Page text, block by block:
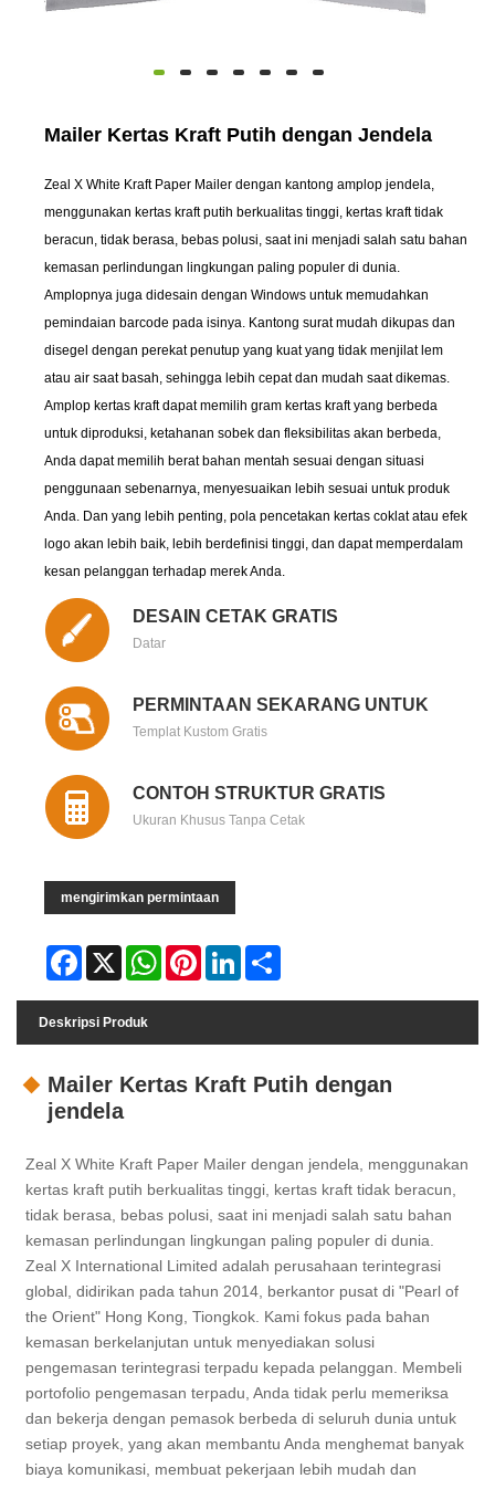
Mailer Kertas Kraft Putih dengan Jendela
Zeal X White Kraft Paper Mailer dengan kantong amplop jendela,
menggunakan kertas kraft putih berkualitas tinggi, kertas kraft tidak
beracun, tidak berasa, bebas polusi, saat ini menjadi salah satu bahan
kemasan perlindungan lingkungan paling populer di dunia.
Amplopnya juga didesain dengan Windows untuk memudahkan
pemindaian barcode pada isinya. Kantong surat mudah dikupas dan
disegel dengan perekat penutup yang kuat yang tidak menjilat lem
atau air saat basah, sehingga lebih cepat dan mudah saat dikemas.
Amplop kertas kraft dapat memilih gram kertas kraft yang berbeda
untuk diproduksi, ketahanan sobek dan fleksibilitas akan berbeda,
Anda dapat memilih berat bahan mentah sesuai dengan situasi
penggunaan sebenarnya, menyesuaikan lebih sesuai untuk produk
Anda. Dan yang lebih penting, pola pencetakan kertas coklat atau efek
logo akan lebih baik, lebih berdefinisi tinggi, dan dapat memperdalam
kesan pelanggan terhadap merek Anda.
DESAIN CETAK GRATIS
Datar
PERMINTAAN SEKARANG UNTUK
Templat Kustom Gratis
CONTOH STRUKTUR GRATIS
Ukuran Khusus Tanpa Cetak
mengirimkan permintaan
Facebook
X WhatsAppPinterestLinkedIn
Deskripsi Produk
Mailer Kertas Kraft Putih dengan
jendela
Zeal X White Kraft Paper Mailer dengan jendela, menggunakan
kertas kraft putih berkualitas tinggi, kertas kraft tidak beracun,
tidak berasa, bebas polusi, saat ini menjadi salah satu bahan
kemasan perlindungan lingkungan paling populer di dunia.
Zeal X International Limited adalah perusahaan terintegrasi
global, didirikan pada tahun 2014, berkantor pusat di "Pearl of
the Orient" Hong Kong, Tiongkok. Kami fokus pada bahan
kemasan berkelanjutan untuk menyediakan solusi
pengemasan terintegrasi terpadu kepada pelanggan. Membeli
portofolio pengemasan terpadu, Anda tidak perlu memeriksa
dan bekerja dengan pemasok berbeda di seluruh dunia untuk
setiap proyek, yang akan membantu Anda menghemat banyak
biaya komunikasi, membuat pekerjaan lebih mudah dan